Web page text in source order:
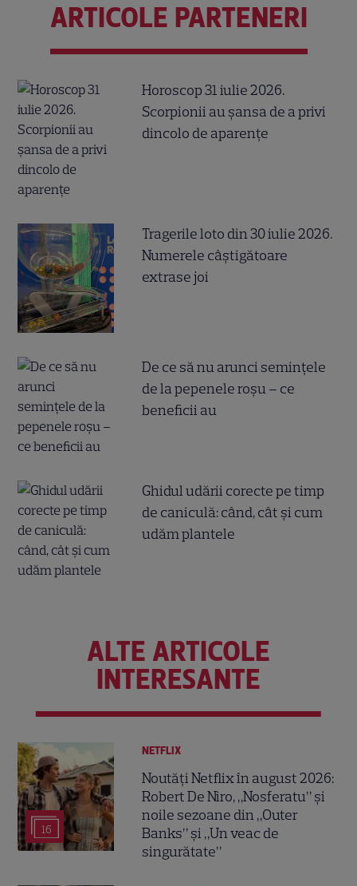
ARTICOLE PARTENERI
Horoscop 31 iulie 2026.
Scorpionii au șansa de a privi
dincolo de aparențe
Tragerile loto din 30 iulie 2026.
Numerele câştigătoare
extrase joi
De ce să nu arunci semințele
de la pepenele roșu – ce
beneficii au
Ghidul udării corecte pe timp
de caniculă: când, cât şi cum
udăm plantele
ALTE ARTICOLE
INTERESANTE
16
NETFLIX
Noutăți Netflix în august 2026:
Robert De Niro, „Nosferatu” și
noile sezoane din „Outer
Banks” și „Un veac de
singurătate”